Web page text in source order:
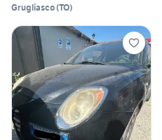
Grugliasco(TO)